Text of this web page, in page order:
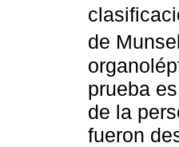
de
prueba
de la
fueron